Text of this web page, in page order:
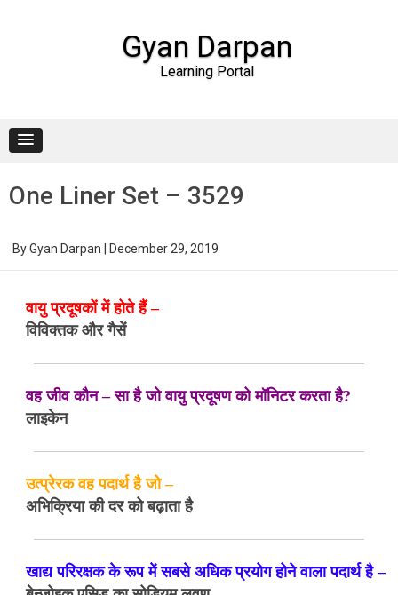
Gyan Darpan
Learning Portal
One Liner Set – 3529
ByGyan Darpan December 29, 2019
वायु प्रदूषकों में होते हैं –
विविक्तक और गैसें
वह जीव कौन – सा है जो वायु प्रदूषण को मॉनिटर करता है?
लाइकेन
उत्प्रेरक वह पदार्थ है जो –
अभिक्रिया की दर को बढ़ाता है
खाद्य परिरक्षक के रूप में सबसे अधिक प्रयोग होने वाला पदार्थ है –